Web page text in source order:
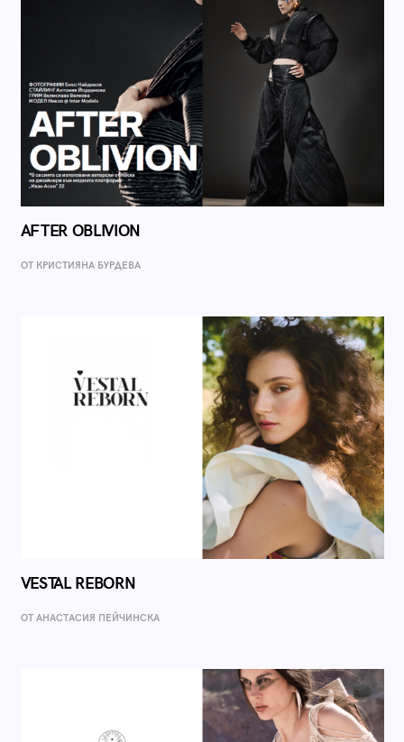
AFTER OBLIVION
ОТ КРИСТИЯНА БУРДЕВА
VESTAL REBORN
ОТ AНАСТАСИЯ ПЕЙЧИНСКА